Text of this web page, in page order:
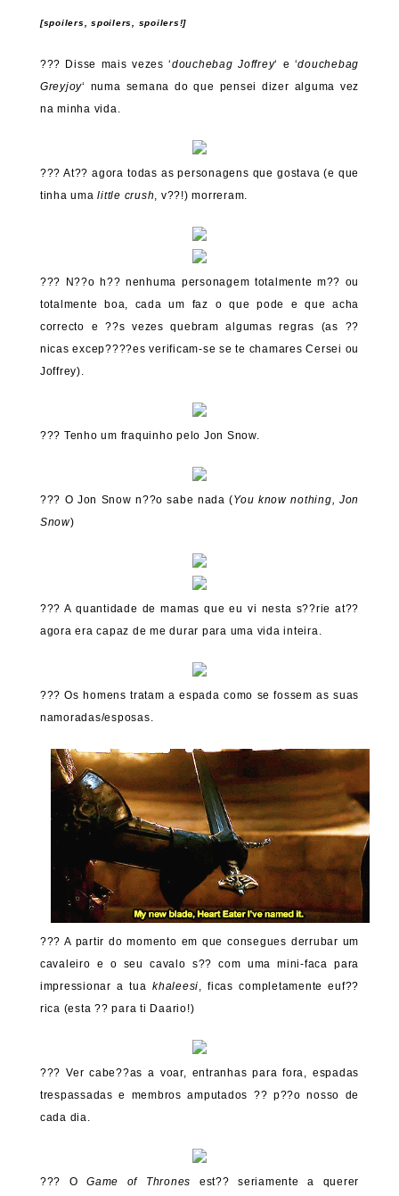
[spoilers, spoilers, spoilers!]
??? Disse mais vezes ‘douchebag Joffrey‘ e ‘douchebag
Greyjoy‘ numa semana do que pensei dizer alguma vez
na minha vida.
??? At?? agora todas as personagens que gostava (e que
tinha umalittle crush , v??!) morreram.
??? N??o h?? nenhuma personagem totalmente m?? ou
totalmente boa, cada um faz o que pode e que acha
correcto e ??s vezes quebram algumas regras (as ??
nicas excep????es verificam-se se te chamares Cersei ou
Joffrey).
??? Tenho um fraquinho pelo Jon Snow.
??? O Jon Snow n??o sabe nada (You know nothing, Jon
Snow)
??? A quantidade de mamas que eu vi nesta s??rie at??
agora era capaz de me durar para uma vida inteira.
??? Os homens tratam a espada como se fossem as suas
namoradas/esposas.
??? A partir do momento em que consegues derrubar um
cavaleiro e o seu cavalo s?? com uma mini-faca para
impressionar a tua khaleesi , ficas completamente euf??
rica (esta ?? para ti Daario!)
??? Ver cabe??as a voar, entranhas para fora, espadas
trespassadas e membros amputados ?? p??o nosso de
cada dia.
??? OGame of Thrones est?? seriamente a querer